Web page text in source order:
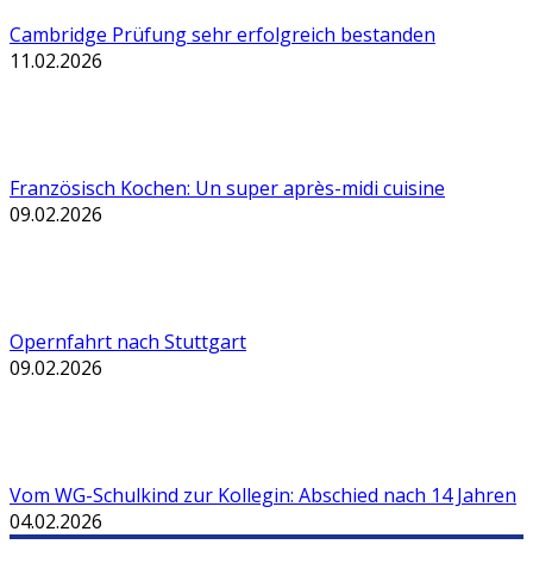
Cambridge Prüfung sehr erfolgreich bestanden
11.02.2026
Französisch Kochen: Un super après-midi cuisine
09.02.2026
Opernfahrt nach Stuttgart
09.02.2026
Vom WG-Schulkind zur Kollegin: Abschied nach 14 Jahren
04.02.2026